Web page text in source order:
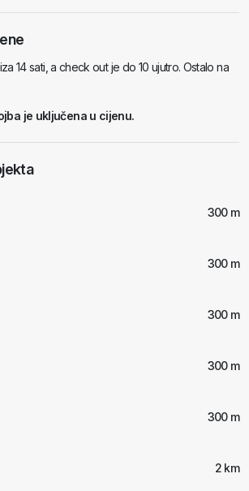
14 sati, a check out je do 10 ujutro. Ostalo na
je uključena u cijenu.
300 m
300 m
300 m
300 m
300 m
2 km